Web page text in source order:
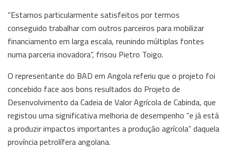
“Estamos particularmente satisfeitos por termos
conseguido trabalhar com outros parceiros para mobilizar
financiamento em larga escala, reunindo múltiplas fontes
numa parceria inovadora”, frisou Pietro Toigo.
O representante do BAD em Angola referiu que o projeto foi
concebido face aos bons resultados do Projeto de
Desenvolvimento da Cadeia de Valor Agrícola de Cabinda, que
registou uma significativa melhoria de desempenho “e já está
a produzir impactos importantes a produção agrícola” daquela
província petrolífera angolana.